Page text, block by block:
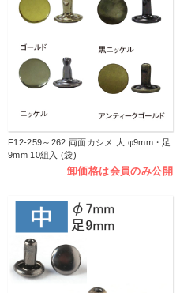
F12-259～262 両面カシメ 大 φ9mm・足
9mm 10組入 (袋)
卸価格は会員のみ公開